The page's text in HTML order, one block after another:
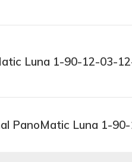
Luna 1-90-12-03-
PanoMatic Luna 1-